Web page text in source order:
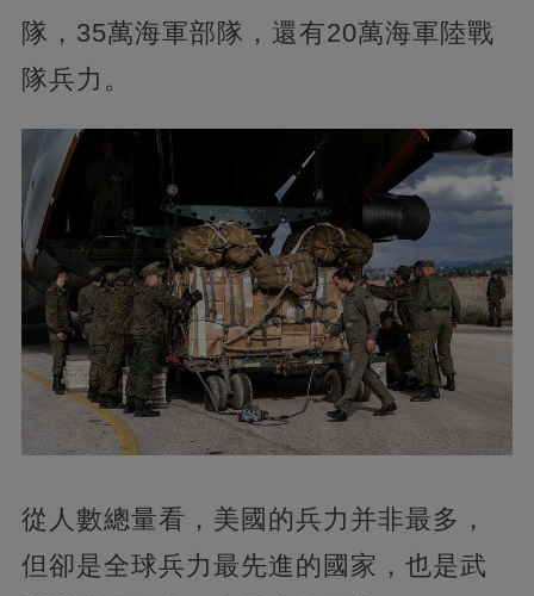
隊，35萬海軍部隊，還有20萬海軍陸戰
隊兵力。
從人數總量看，美國的兵力并非最多，
但卻是全球兵力最先進的國家，也是武